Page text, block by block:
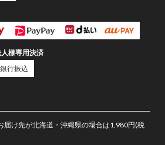
様専用決済
銀行振込
届け先が北海道・沖縄県の場合は1,980円(税